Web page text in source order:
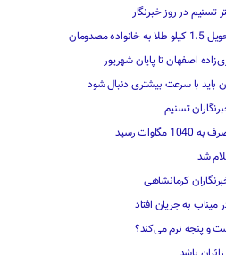
تسنیم ‌در روز خبرنگار
اصفهان تا پایان شهریور
باید با سرعت بیشتری دنبال شود
تسنیم
رسید
شد
کرمانشاهی
به جریان افتاد
و پنجه نرم می‌کند؟